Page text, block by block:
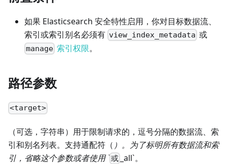
如果 Elasticsearch 安全特性启用，你对目标数据流、
索引或索引别名必须有 view_index_metadata 或
manage 索引权限。
路径参数
<target>
（可选，字符串）用于限制请求的，逗号分隔的数据流、索
引和别名列表。支持通配符（ ）。为了标明所有数据流和索
引，省略这个参数或者使用 `或 _all`。